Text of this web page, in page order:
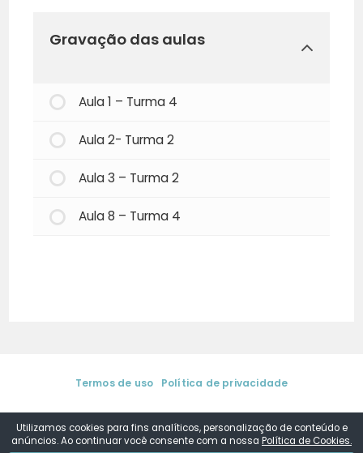
Gravação das aulas
Aula 1 – Turma 4
Aula 2- Turma 2
Aula 3 – Turma 2
Aula 8 – Turma 4
Termos de uso
Política de privacidade
Comunicação. Todos os direitos reservados.
byDSConsult
Utilizamos cookies para fins analíticos, personalização de conteúdo e
anúncios. Ao continuar você consente com a nossa Política de Cookies.